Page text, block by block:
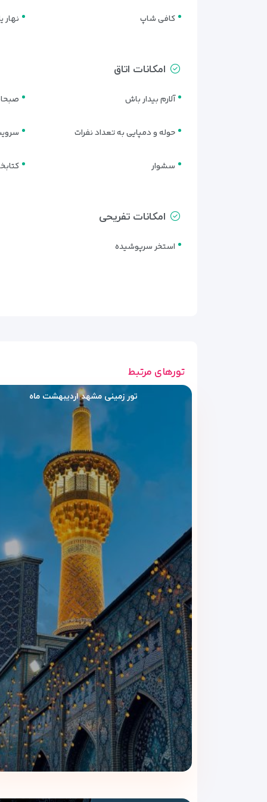
اتاق دوتخته (دبل یا تویین)
این تیپ شامل دو نوع اتاق باتخت دبل (دو نفره
چیدمانی کاربردی.
مناسب برای خانواده‌های کوچک یا سفرهای دوستانه.
سوئیت دو نفره
این سوئیت‌ها شاملفضای خواب و نشیمن مجزا
دونفره ویژه تبدیل کرده است.
سوئیت رویال
سوئیت رویال لوکس‌ترین انتخاب در هتل بزرگ
پیشرفته‌تر، مناسب مهمانانی است که به‌دنبال
کافی شاپ نهار
امکانات اتاق
آلارم بیدار باش
حوله و دمپایی به تعداد نفرات
سشوار
امکانات تفریحی
استخر سرپوشیده
تورهای مرتبط
تور زمینی مشهد اردیبهشت ماه